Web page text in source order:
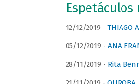
Espetáculos
12/12/2019 - THIAGO
05/12/2019 - ANA
28/11/2019 - Rita